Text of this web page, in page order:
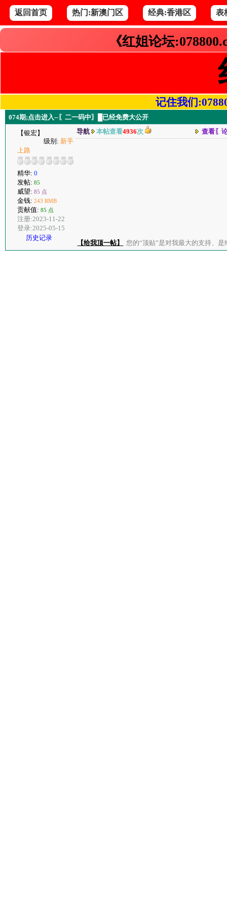
返回首页 热门:新澳门区 经典:香港区 表
《红姐论坛
记住我们
074期;点击进入--〖二一码中〗█已经免费大公开
【银宏】
级别: 新手
上路
精华: 0
发帖: 85
威望: 85 点
金钱: 243 RMB
贡献值: 85 点
注册:2023-11-22
登录:2025-05-15
历史记录
导航 本帖查看4936次 查看〖
【给我顶一帖】 您的“顶贴”是对我最大的支持、